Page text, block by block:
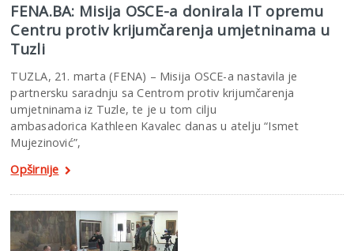
FENA.BA: Misija OSCE-a donirala IT opremu
Centru protiv krijumčarenja umjetninama u
Tuzli
TUZLA, 21. marta (FENA) – Misija OSCE-a nastavila je
partnersku saradnju sa Centrom protiv krijumčarenja
umjetninama iz Tuzle, te je u tom cilju
ambasadorica Kathleen Kavalec danas u atelju “Ismet
Mujezinović”,
Opširnije